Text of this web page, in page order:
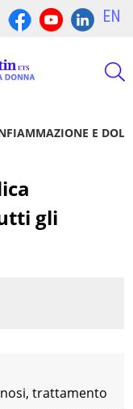
EN
E
gli
trattamento